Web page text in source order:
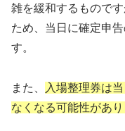
雑を緩和するもので
ため、当日に確定申
す。
また、
入場整理券は
なくなる可能性があ